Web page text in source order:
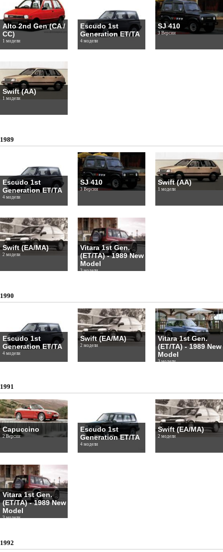
Alto 2nd Gen (CA /
CC)
1 модели
Escudo 1st
Generation ET/TA
4 модели
SJ 410
3 Версии
Swift (AA)
1 модели
1989
Escudo 1st
Generation ET/TA
4 модели
SJ 410
3 Версии
Swift (AA)
1 модели
Swift (EA/MA)
2 модели
Vitara 1st Gen.
(ET/TA) - 1989 New
Model
3 модели
1990
Escudo 1st
Generation ET/TA
4 модели
Swift (EA/MA)
2 модели
Vitara 1st Gen.
(ET/TA) - 1989 New
Model
3 модели
1991
Capuccino
2 Версии
Escudo 1st
Generation ET/TA
4 модели
Swift (EA/MA)
2 модели
Vitara 1st Gen.
(ET/TA) - 1989 New
Model
3 модели
1992